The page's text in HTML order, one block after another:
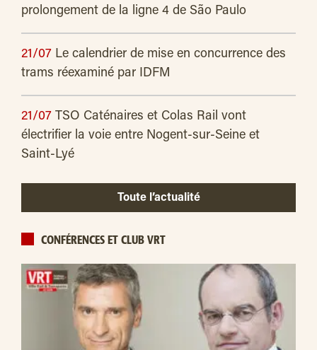
prolongement de la ligne 4 de São Paulo
21/07 Le calendrier de mise en concurrence des
trams réexaminé par IDFM
21/07 TSO Caténaires et Colas Rail vont
électrifier la voie entre Nogent-sur-Seine et
Saint-Lyé
Toute l’actualité
CONFÉRENCES ET CLUB VRT